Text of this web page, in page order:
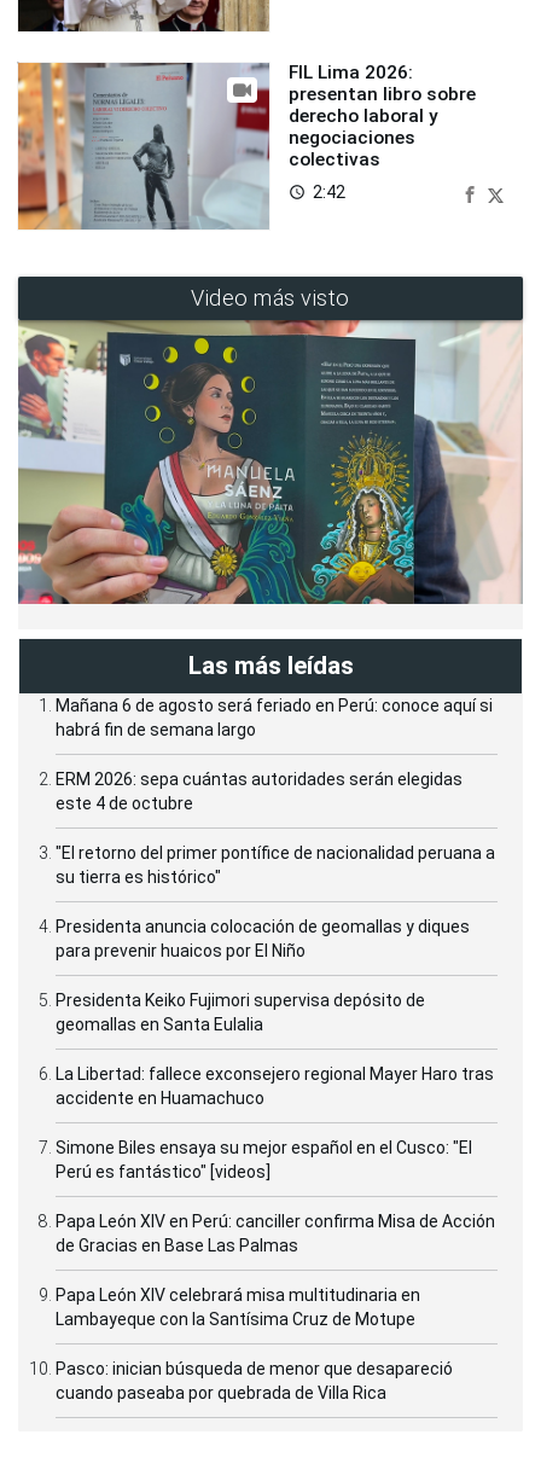
FIL Lima 2026:
presentan libro sobre
derecho laboral y
negociaciones
colectivas
access_time 2:42
Video más visto
Las más leídas
Mañana 6 de agosto será feriado en Perú: conoce aquí si
habrá fin de semana largo
ERM 2026: sepa cuántas autoridades serán elegidas
este 4 de octubre
"El retorno del primer pontífice de nacionalidad peruana a
su tierra es histórico"
Presidenta anuncia colocación de geomallas y diques
para prevenir huaicos por El Niño
Presidenta Keiko Fujimori supervisa depósito de
geomallas en Santa Eulalia
La Libertad: fallece exconsejero regional Mayer Haro tras
accidente en Huamachuco
Simone Biles ensaya su mejor español en el Cusco: "El
Perú es fantástico" [videos]
Papa León XIV en Perú: canciller confirma Misa de Acción
de Gracias en Base Las Palmas
Papa León XIV celebrará misa multitudinaria en
Lambayeque con la Santísima Cruz de Motupe
Pasco: inician búsqueda de menor que desapareció
cuando paseaba por quebrada de Villa Rica